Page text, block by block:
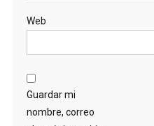
Web
Guardar mi
nombre, correo